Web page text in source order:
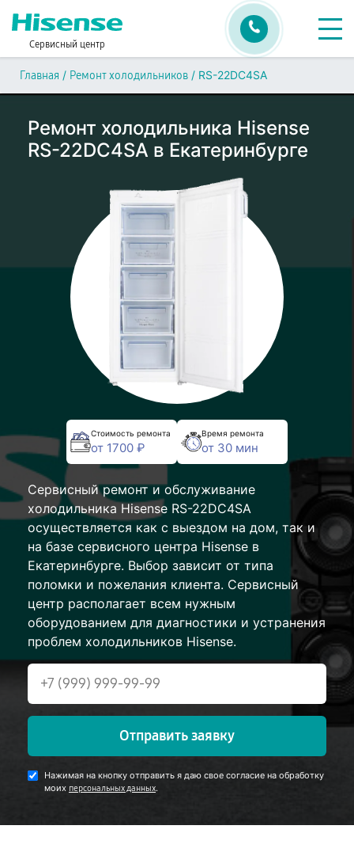
Сервисный центр
Главная / Ремонт холодильников / RS-22DC4SA
Ремонт холодильника Hisense
RS-22DC4SA в Екатеринбурге
Стоимость ремонта
от 1700 ₽
Время ремонта
от 30 мин
Сервисный ремонт и обслуживание
холодильника Hisense RS-22DC4SA
осуществляется как с выездом на дом, так и
на базе сервисного центра Hisense в
Екатеринбурге. Выбор зависит от типа
поломки и пожелания клиента. Сервисный
центр располагает всем нужным
оборудованием для диагностики и устранения
проблем холодильников Hisense.
Отправить заявку
Нажимая на кнопку отправить я даю свое согласие на обработку
моих персональных данных.